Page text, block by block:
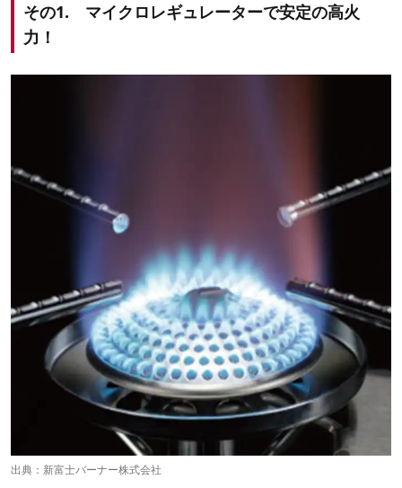
その1. マイクロレギュレーターで安定の高火
力！
出典： 新富士バーナー株式会社